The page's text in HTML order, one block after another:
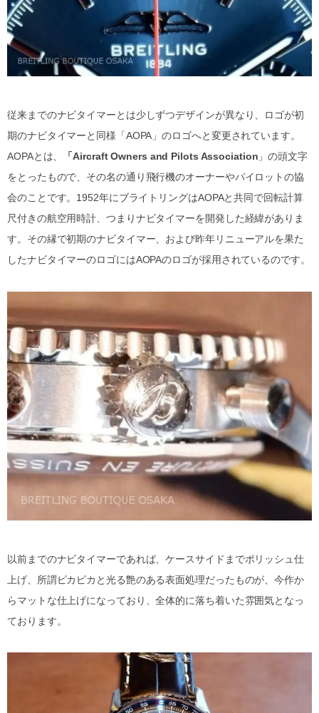
従来までのナビタイマーとは少しずつデザインが異なり、ロゴが初
期のナビタイマーと同様「AOPA」のロゴへと変更されています。
AOPAとは、
「Aircraft Owners and Pilots Association 」の頭文字
をとったもので、その名の通り飛行機のオーナーやパイロットの協
会のことです。1952年にブライトリングはAOPAと共同で回転計算
尺付きの航空用時計、つまりナビタイマーを開発した経緯がありま
す。その縁で初期のナビタイマー、および昨年リニューアルを果た
したナビタイマーのロゴにはAOPAのロゴが採用されているのです。
以前までのナビタイマーであれば、ケースサイドまでポリッシュ仕
上げ、所謂ピカピカと光る艶のある表面処理だったものが、今作か
らマットな仕上げになっており、全体的に落ち着いた雰囲気となっ
ております。